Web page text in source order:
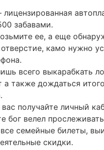
лицензированная
забавами.
ее, а еще
камо нужно
всего выкарабкать
а также дождаться
получайте личный
бог велел прослеживать
семейные билеты,
скидки.